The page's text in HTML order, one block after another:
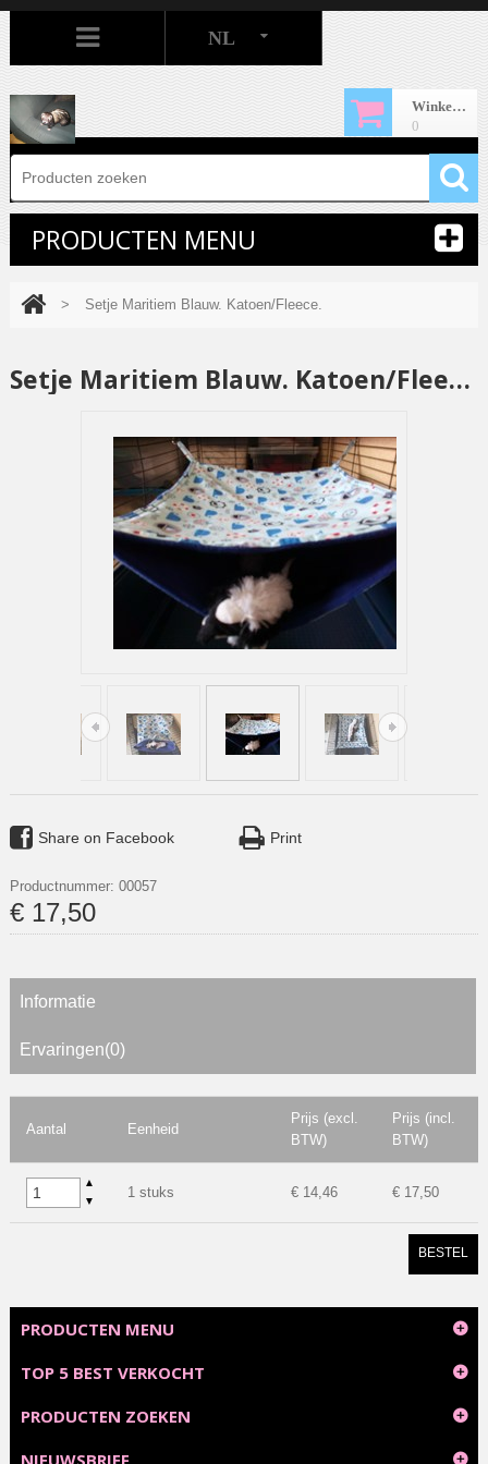
Winkelwagen
0
NL
PRODUCTEN MENU
> Setje Maritiem Blauw. Katoen/Fleece.
Share on Facebook Print
Setje Maritiem Blauw. Katoen/Fleece.
Productnummer: 00057
€ 17,50
Informatie
Ervaringen(0)
Aantal Eenheid
Prijs (excl.
BTW)
Prijs (incl.
BTW)
▲
▼
1 stuks € 14,46 € 17,50
BESTEL
PRODUCTEN MENU
TOP 5 BEST VERKOCHT
PRODUCTEN ZOEKEN
NIEUWSBRIEF